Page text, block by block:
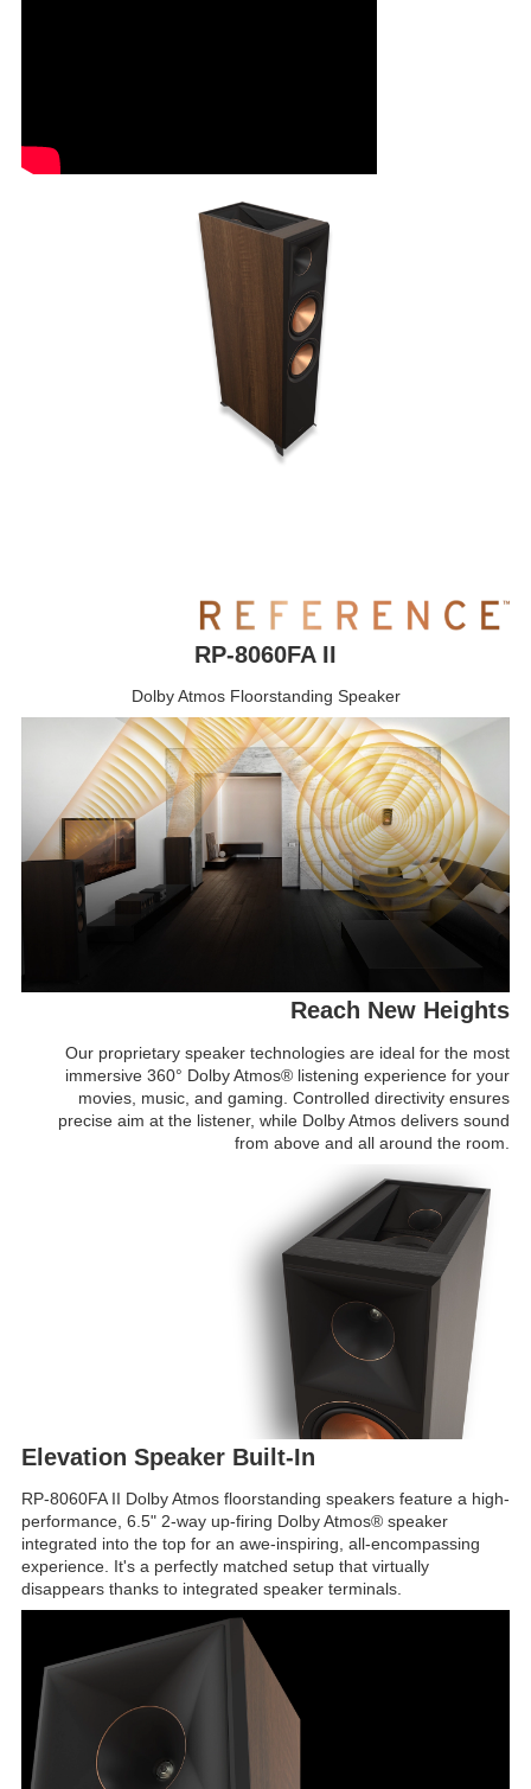
RP-8060FA II
Dolby Atmos Floorstanding Speaker
Reach New Heights
Our proprietary speaker technologies are ideal for the most
immersive 360° Dolby Atmos® listening experience for your
movies, music, and gaming. Controlled directivity ensures
precise aim at the listener, while Dolby Atmos delivers sound
from above and all around the room.
Elevation Speaker Built-In
RP-8060FA II Dolby Atmos floorstanding speakers feature a high-
performance, 6.5" 2-way up-firing Dolby Atmos® speaker
integrated into the top for an awe-inspiring, all-encompassing
experience. It's a perfectly matched setup that virtually
disappears thanks to integrated speaker terminals.